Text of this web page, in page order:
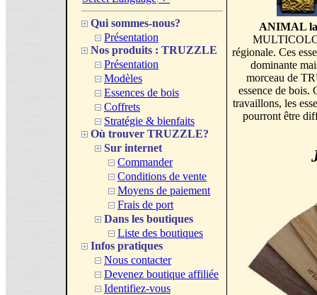
Qui sommes-nous?
Présentation
Nos produits : TRUZZLE
Présentation
Modèles
Essences de bois
Coffrets
Stratégie & bienfaits
Où trouver TRUZZLE?
Sur internet
Commander
Conditions de vente
Moyens de paiement
Frais de port
Dans les boutiques
Liste des boutiques
Infos pratiques
Nous contacter
Devenez boutique affiliée
Identifiez-vous
ANIMAL
régionale. Ces
dominante
morceau de
essence de bois.
travaillons, les
pourront être